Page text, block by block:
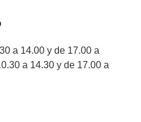
a 14.00 y de 17.00 a
a 14.30 y de 17.00 a